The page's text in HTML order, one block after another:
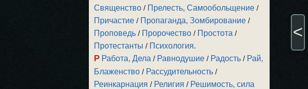
Священство / Прелесть, Самообольщение /
Причастие / Пропаганда, Зомбирование /
Проповедь / Пророчество / Простота /
Протестанты / Психология.
Р Работа, Дела / Равнодушие / Радость / Рай,
Блаженство / Рассудительность /
Реинкарнация / Религия / Решимость, сила
<